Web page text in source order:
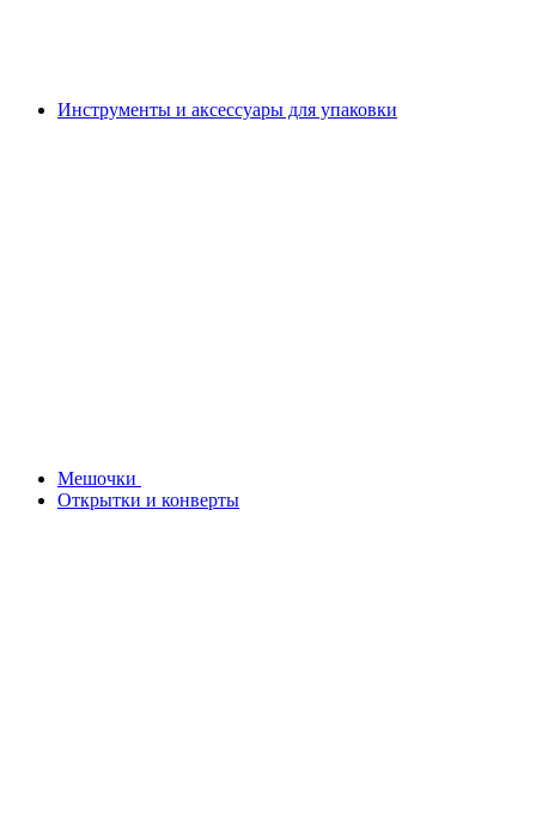
Инструменты и аксессуары для упаковки
Мешочки
Открытки и конверты